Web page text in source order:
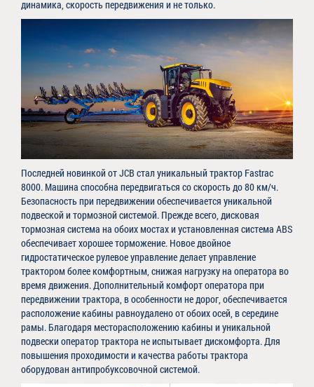
динамика, скорость передвижения и не только.
Последней новинкой от JCB стал уникальный трактор Fastrac
8000. Машина способна передвигаться со скорость до 80 км/ч.
Безопасность при передвижении обеспечивается уникальной
подвеской и тормозной системой. Прежде всего, дисковая
тормозная система на обоих мостах и установленная система ABS
обеспечивает хорошее торможение. Новое двойное
гидростатическое рулевое управление делает управление
трактором более комфортным, снижая нагрузку на оператора во
время движения. Дополнительный комфорт оператора при
передвижении трактора, в особенности не дорог, обеспечивается
расположение кабины равноудалено от обоих осей, в середине
рамы. Благодаря месторасположению кабины и уникальной
подвески оператор трактора не испытывает дискомфорта. Для
повышения проходимости и качества работы трактора
оборудован антипробуксовочной системой.